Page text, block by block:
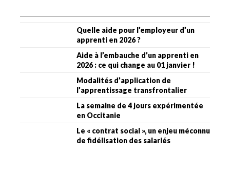
Quelle aide pour l’employeur d’un
apprenti en 2026 ?
Aide à l’embauche d’un apprenti en
2026 : ce qui change au 01 janvier !
Modalités d’application de
l’apprentissage transfrontalier
La semaine de 4 jours expérimentée
en Occitanie
Le « contrat social », un enjeu méconnu
de fidélisation des salariés